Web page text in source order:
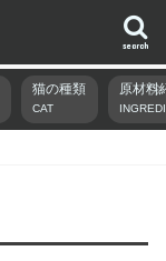
search
猫の種類
CAT
原材料